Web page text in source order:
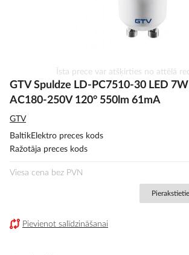
uz
galerijas
Īsta prece var atšķirties no attēlā
GTV Spuldze LD-PC7510-30 LED
AC180-250V 120° 550lm 61mA
GTV
BaltikElektro preces kods
Ražotāja preces kods
Viesa cena bez PVN
Pievienot salīdzināšanai